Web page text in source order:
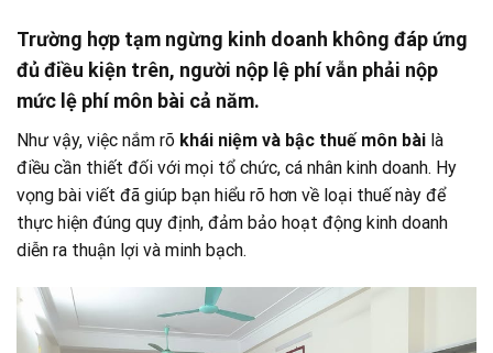
Trường hợp tạm ngừng kinh doanh không đáp ứng
đủ điều kiện trên, người nộp lệ phí vẫn phải nộp
mức lệ phí môn bài cả năm.
Như vậy, việc nắm rõ khái niệm và bậc thuế môn bài là
điều cần thiết đối với mọi tổ chức, cá nhân kinh doanh. Hy
vọng bài viết đã giúp bạn hiểu rõ hơn về loại thuế này để
thực hiện đúng quy định, đảm bảo hoạt động kinh doanh
diễn ra thuận lợi và minh bạch.